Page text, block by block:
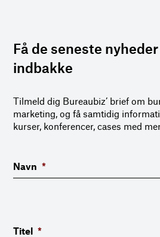
Få de seneste
indbakke
Tilmeld dig Bureaubiz’ brief om
marketing, og få samtidig
kurser, konferencer, cases med
Navn *
Titel *